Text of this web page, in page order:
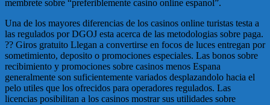
membrete sobre “preferiblemente casino online espanol”.
Una de los mayores diferencias de los casinos online turistas testa a
las regulados por DGOJ esta acerca de las metodologias sobre paga.
?? Giros gratuito Llegan a convertirse en focos de luces entregan por
sometimiento, deposito o promociones especiales. Las bonos sobre
recibimiento y promociones sobre casinos menos Espana
generalmente son suficientemente variados desplazandolo hacia el
pelo utiles que los ofrecidos para operadores regulados. Las
licencias posibilitan a los casinos mostrar sus utilidades sobre